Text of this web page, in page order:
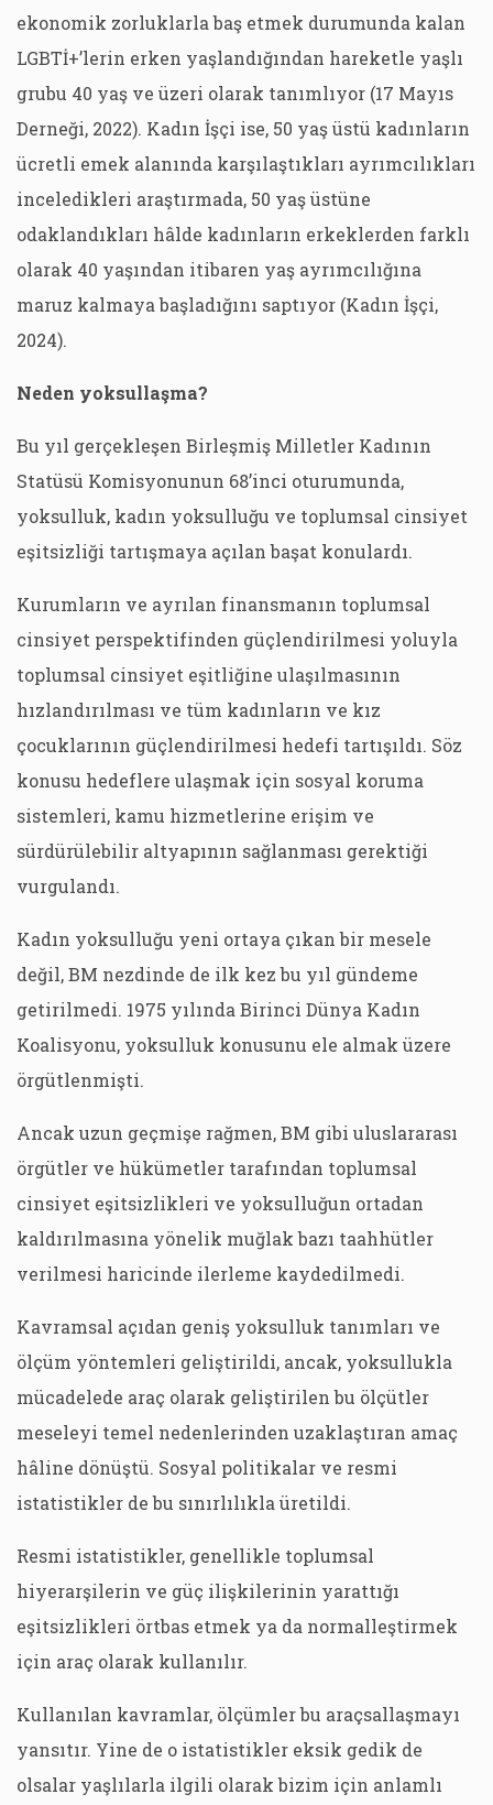
ekonomik zorluklarla baş etmek durumunda kalan
LGBTİ+’lerin erken yaşlandığından hareketle yaşlı
grubu 40 yaş ve üzeri olarak tanımlıyor (17 Mayıs
Derneği, 2022). Kadın İşçi ise, 50 yaş üstü kadınların
ücretli emek alanında karşılaştıkları ayrımcılıkları
inceledikleri araştırmada, 50 yaş üstüne
odaklandıkları hâlde kadınların erkeklerden farklı
olarak 40 yaşından itibaren yaş ayrımcılığına
maruz kalmaya başladığını saptıyor (Kadın İşçi,
2024).
Neden yoksullaşma?
Bu yıl gerçekleşen Birleşmiş Milletler Kadının
Statüsü Komisyonunun 68’inci oturumunda,
yoksulluk, kadın yoksulluğu ve toplumsal cinsiyet
eşitsizliği tartışmaya açılan başat konulardı.
Kurumların ve ayrılan finansmanın toplumsal
cinsiyet perspektifinden güçlendirilmesi yoluyla
toplumsal cinsiyet eşitliğine ulaşılmasının
hızlandırılması ve tüm kadınların ve kız
çocuklarının güçlendirilmesi hedefi tartışıldı. Söz
konusu hedeflere ulaşmak için sosyal koruma
sistemleri, kamu hizmetlerine erişim ve
sürdürülebilir altyapının sağlanması gerektiği
vurgulandı.
Kadın yoksulluğu yeni ortaya çıkan bir mesele
değil, BM nezdinde de ilk kez bu yıl gündeme
getirilmedi. 1975 yılında Birinci Dünya Kadın
Koalisyonu, yoksulluk konusunu ele almak üzere
örgütlenmişti.
Ancak uzun geçmişe rağmen, BM gibi uluslararası
örgütler ve hükümetler tarafından toplumsal
cinsiyet eşitsizlikleri ve yoksulluğun ortadan
kaldırılmasına yönelik muğlak bazı taahhütler
verilmesi haricinde ilerleme kaydedilmedi.
Kavramsal açıdan geniş yoksulluk tanımları ve
ölçüm yöntemleri geliştirildi, ancak, yoksullukla
mücadelede araç olarak geliştirilen bu ölçütler
meseleyi temel nedenlerinden uzaklaştıran amaç
hâline dönüştü. Sosyal politikalar ve resmi
istatistikler de bu sınırlılıkla üretildi.
Resmi istatistikler, genellikle toplumsal
hiyerarşilerin ve güç ilişkilerinin yarattığı
eşitsizlikleri örtbas etmek ya da normalleştirmek
için araç olarak kullanılır.
Kullanılan kavramlar, ölçümler bu araçsallaşmayı
yansıtır. Yine de o istatistikler eksik gedik de
olsalar yaşlılarla ilgili olarak bizim için anlamlı